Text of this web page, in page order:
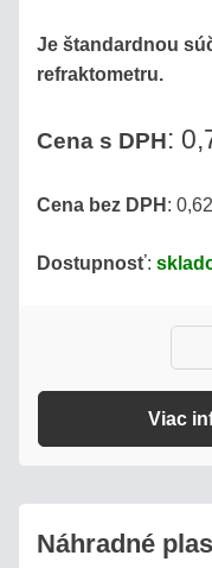
Je štandardnou
refraktometru.
Cena s DPH:
Cena bez DPH :
Dostupnosť:
Viac
Náhradné
OVOCIA
VÝPOČET
ROZTOKU
VÝPOČET
STANOVENIE
VODY
MLIEKU